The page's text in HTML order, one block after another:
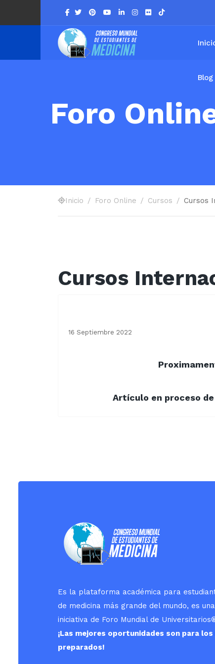
Blog
Foro
Inicio Foro Online Cursos Cursos
Cursos
16 Septiembre 2022
Artículo en proceso
Es la plataforma académica para
de medicina más grande del mundo, es una
iniciativa de Foro Mundial de Universitarios
¡Las mejores oportunidades son para los
preparados!